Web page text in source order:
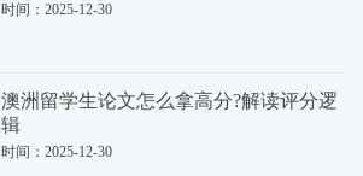
时间：2025-12-30
澳洲留学生论文怎么拿高分?解读评分逻
辑
时间：2025-12-30